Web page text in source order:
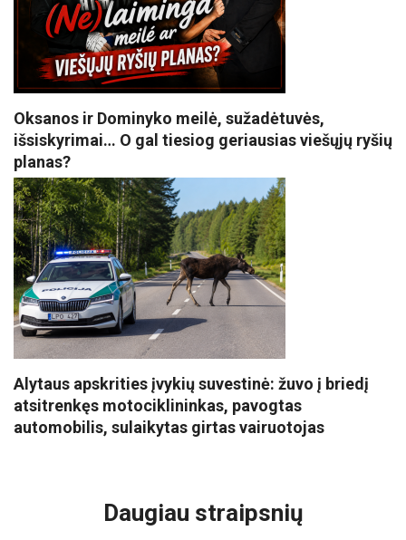
Oksanos ir Dominyko meilė, sužadėtuvės,
išsiskyrimai… O gal tiesiog geriausias viešųjų ryšių
planas?
Alytaus apskrities įvykių suvestinė: žuvo į briedį
atsitrenkęs motociklininkas, pavogtas
automobilis, sulaikytas girtas vairuotojas
Daugiau straipsnių